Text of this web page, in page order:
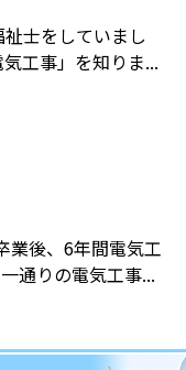
士をしていまし
工事」を知りま...
業後、6年間電気工
通りの電気工事...